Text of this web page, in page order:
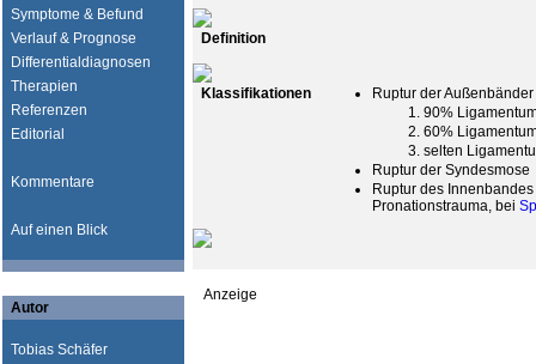
Symptome & Befund
Verlauf & Prognose
Differentialdiagnosen
Therapien
Referenzen
Editorial
Kommentare
Auf einen Blick
Autor
Tobias Schäfer
Definition
Klassifikationen
Ruptur der Außenbänder
90%
60%
selten
Ruptur der Syndesmose
Ruptur des
Pronationstrauma, bei
Anzeige